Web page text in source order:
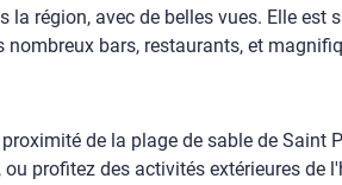
région, avec de belles vues. Elle
bars, restaurants, et
de la plage de sable de Saint
profitez des activités extérieures de